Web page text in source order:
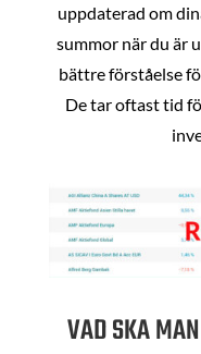
uppdaterad om
summor när du är
bättre förståelse
De tar oftast tid
VAD SKA